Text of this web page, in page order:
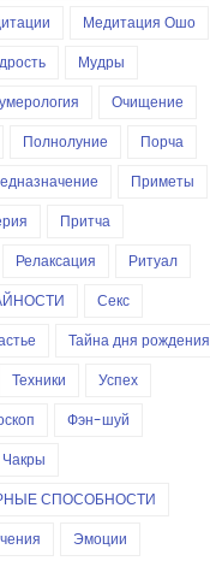
Медитация Ошо
Мудры
Очищение
Полнолуние
Порча
Приметы
Притча
Релаксация
Ритуал
Секс
Тайна дня рождения
Техники
Успех
Фэн-шуй
Чакры
СПОСОБНОСТИ
Эмоции